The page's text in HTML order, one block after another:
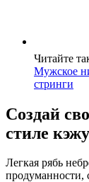
Читайте
Мужское
стринги
Создай
стиле
Легкая рябь
продуманности,